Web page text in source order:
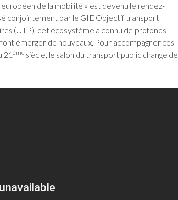
européen de la mobilité » est devenu le rendez-
conjointement par le GIE Objectif transport
(UTP), cet écosystème a connu de profonds
émerger de nouveaux. Pour accompagner ces
21 ème siècle, le salon du transport public change de